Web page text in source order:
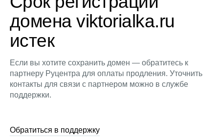
домена viktorialka.ru
истек
Если вы хотите сохранить домен — обратитесь к
партнеру Руцентра для оплаты продления. Уточнить
контакты для связи с партнером можно в службе
поддержки.
Обратиться в поддержку